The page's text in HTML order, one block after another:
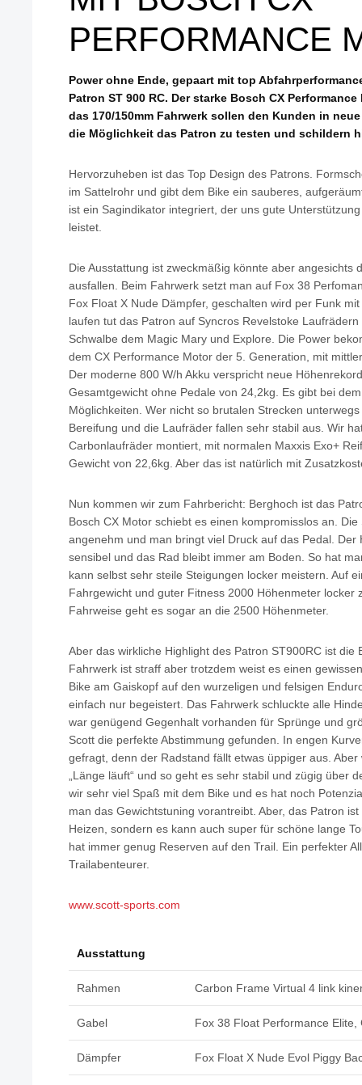
PERFORMANCE
Power ohne Ende, gepaart mit top
Patron ST 900 RC. Der starke Bosch CX
das 170/150mm Fahrwerk sollen den Kunden in
die Möglichkeit das Patron zu testen und schildern
Hervorzuheben ist das Top Design des Patrons.
im Sattelrohr und gibt dem Bike ein sauberes,
ist ein Sagindikator integriert, der uns gute
leistet.
Die Ausstattung ist zweckmäßig könnte aber angesichts
ausfallen. Beim Fahrwerk setzt man auf Fox 38
Fox Float X Nude Dämpfer, geschalten wird per Funk
laufen tut das Patron auf Syncros Revelstoke
Schwalbe dem Magic Mary und Explore. Die Power
dem CX Performance Motor der 5. Generation, mit
Der moderne 800 W/h Akku verspricht neue
Gesamtgewicht ohne Pedale von 24,2kg. Es gibt bei
Möglichkeiten. Wer nicht so brutalen Strecken
Bereifung und die Laufräder fallen sehr stabil aus. Wir
Carbonlaufräder montiert, mit normalen Maxxis Exo+
Gewicht von 22,6kg. Aber das ist natürlich mit
Nun kommen wir zum Fahrbericht: Berghoch ist das
Bosch CX Motor schiebt es einen kompromisslos an.
angenehm und man bringt viel Druck auf das Pedal. Der
sensibel und das Rad bleibt immer am Boden. So hat
kann selbst sehr steile Steigungen locker meistern. Auf
Fahrgewicht und guter Fitness 2000 Höhenmeter locker
Fahrweise geht es sogar an die 2500 Höhenmeter.
Aber das wirkliche Highlight des Patron ST900RC ist die
Fahrwerk ist straff aber trotzdem weist es einen
Bike am Gaiskopf auf den wurzeligen und felsigen
einfach nur begeistert. Das Fahrwerk schluckte alle
war genügend Gegenhalt vorhanden für Sprünge und
Scott die perfekte Abstimmung gefunden. In engen
gefragt, denn der Radstand fällt etwas üppiger aus.
„Länge läuft“ und so geht es sehr stabil und zügig über
wir sehr viel Spaß mit dem Bike und es hat noch
man das Gewichtstuning vorantreibt. Aber, das Patron
Heizen, sondern es kann auch super für schöne lange
hat immer genug Reserven auf den Trail. Ein perfekter
Trailabenteurer.
www.scott-sports.com
Ausstattung
Rahmen Carbon Frame Virtual 4 link
Gabel Fox 38 Float Performance
Dämpfer Fox Float X Nude Evol Piggy